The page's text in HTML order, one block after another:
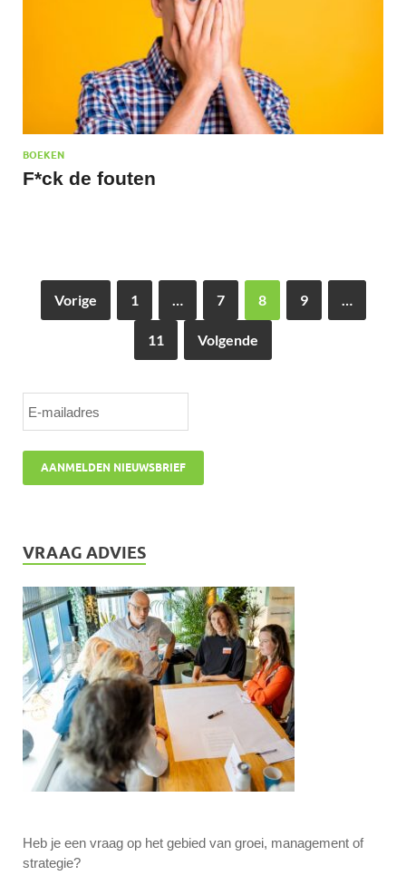
BOEKEN
F*ck de fouten
Vorige 1 … 7 8 9 …
11 Volgende
VRAAG ADVIES
Heb je een vraag op het gebied van groei, management of
strategie?